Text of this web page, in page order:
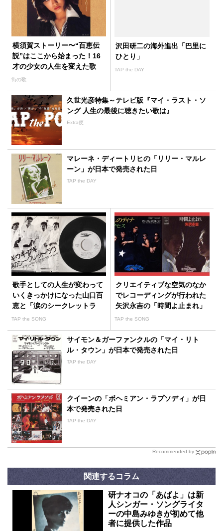
横須賀ストーリー〜“百恵伝
説”はここから始まった！16
才の少女の人生を変えた歌
街の歌
沢田研二の海外進出「巴里に
ひとり」
TAP the DAY
久世光彦特集～テレビ版『マイ・ラスト・ソ
ング 人生の最後に聴きたい歌は』
Extra便
マレーネ・ディートリヒの「リリー・マルレ
ーン」が日本で発売された日
TAP the DAY
歌手としての人生が変わって
いくきっかけになった山口百
恵と「涙のシークレットラ
ヴ」の出会い
TAP the SONG
クリエイティブな空気のなか
でレコーディングが行われた
矢沢永吉の「時間よ止まれ」
TAP the SONG
サイモン＆ガーファンクルの「マイ・リト
ル・タウン」が日本で発売された日
TAP the DAY
クイーンの「ボヘミアン・ラプソディ」が日
本で発売された日
TAP the DAY
Recommended by
関連するコラム
研ナオコの「あばよ」は新
人シンガー・ソングライタ
ーの中島みゆきが初めて他
者に提供した作品